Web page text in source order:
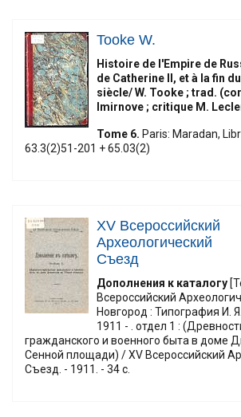
Tooke W.
Histoire de l'Empire de
de Catherine II, et à la fin
siècle/ W. Tooke ; trad.
Imirnove ; critique M.
Tome 6. Paris: Maradan,
63.3(2)51-201 + 65.03(2)
XV Всероссийский
Археологический
Съезд
Дополнения к каталогу
Всероссийский
Новгород : Типография И.
1911 - . отдел 1 :
гражданского и военного быта в доме
Сенной площади) / XV Всероссийский
Съезд. - 1911. - 34 с.